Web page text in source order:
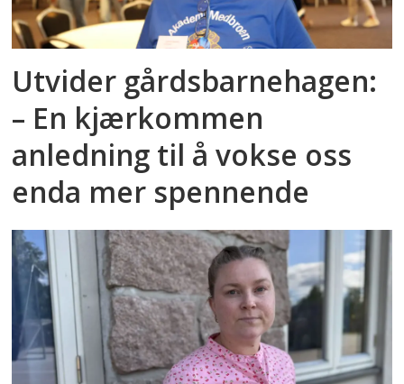
Utvider gårdsbarnehagen:
– En kjærkommen
anledning til å vokse oss
enda mer spennende